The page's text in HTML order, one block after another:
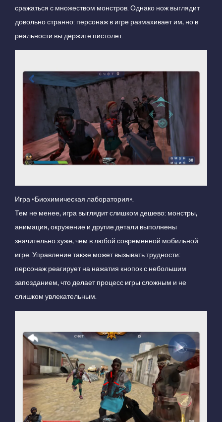
сражаться с множеством монстров. Однако нож выглядит
довольно странно: персонаж в игре размахивает им, но в
реальности вы держите пистолет.
Игра «Биохимическая лаборатория».
Тем не менее, игра выглядит слишком дешево: монстры,
анимация, окружение и другие детали выполнены
значительно хуже, чем в любой современной мобильной
игре. Управление также может вызывать трудности:
персонаж реагирует на нажатия кнопок с небольшим
запозданием, что делает процесс игры сложным и не
слишком увлекательным.